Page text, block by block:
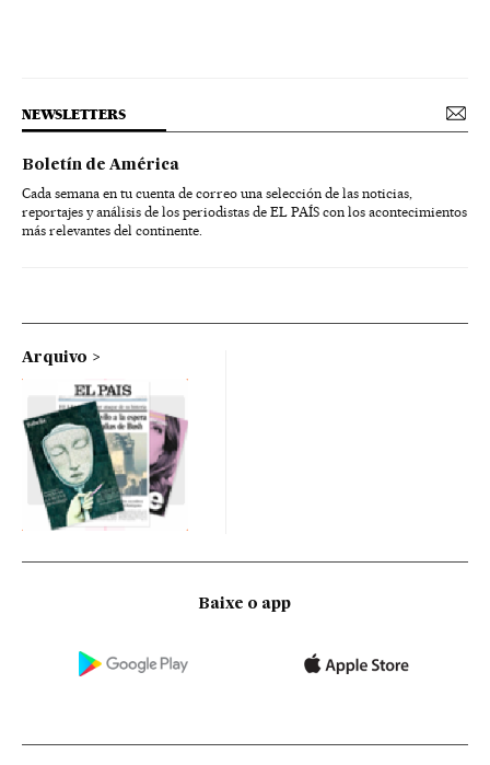
NEWSLETTERS
Boletín de América
Cada semana en tu cuenta de correo una selección de las noticias,
reportajes y análisis de los periodistas de EL PAÍS con los acontecimientos
más relevantes del continente.
Arquivo
Baixe o app